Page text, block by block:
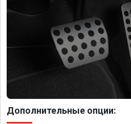
Дополнительные опции: